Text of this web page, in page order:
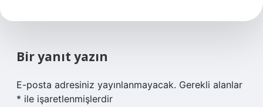
Bir yanıt yazın
E-posta adresiniz yayınlanmayacak. Gerekli alanlar
* ile işaretlenmişlerdir